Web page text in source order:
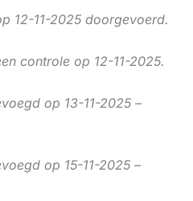
12-11-2025 doorgevoerd.
controle op 12-11-2025.
op 13-11-2025 –
op 15-11-2025 –